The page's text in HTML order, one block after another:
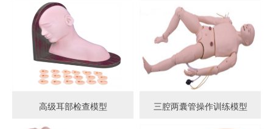
高级耳部检查模型 三腔两囊管操作训练模型